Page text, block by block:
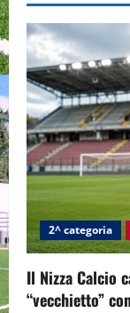
2^ categoria
Il Nizza Calcio
“vecchietto”